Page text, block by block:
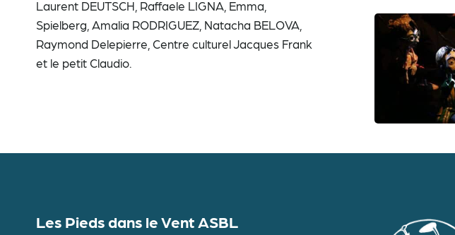
Laurent DEUTSCH, Raffaele LIGNA, Emma,
Spielberg, Amalia RODRIGUEZ, Natacha BELOVA,
Raymond Delepierre, Centre culturel Jacques Frank
et le petit Claudio.
Les Pieds dans le Vent ASBL